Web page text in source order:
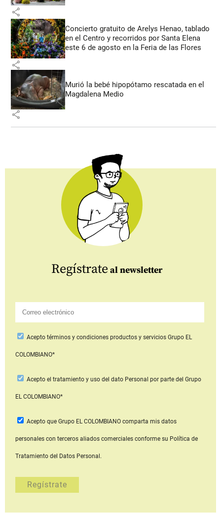
share
Concierto gratuito de Arelys Henao, tablado
en el Centro y recorridos por Santa Elena
este 6 de agosto en la Feria de las Flores
share
Murió la bebé hipopótamo rescatada en el
Magdalena Medio
share
Regístrate al newsletter
Aceptotérminos y condiciones productos y serviciosGrupo EL
COLOMBIANO*
Acepto el tratamiento y uso del dato Personal por parte del Grupo
EL COLOMBIANO*
Acepto que Grupo EL COLOMBIANOcomparta mis datos
personales con terceros aliados comerciales conforme su Política de
Tratamiento del Datos Personal.